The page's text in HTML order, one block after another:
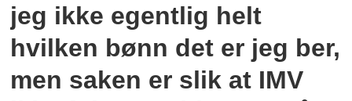
jeg ikke egentlig helt
hvilken bønn det er jeg ber,
men saken er slik at IMV